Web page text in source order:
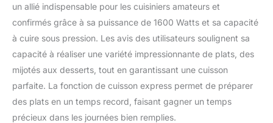
ingrédients présents
dans votre réfrigérateur
ou utilisez les filtres
affichés à l’écran
REPARABILITE 15 ANS
AU JUSTE PRIX :
engagement de
réparabilité 15 ans au
juste prix grâce à notre
un allié indispensable pour les cuisiniers amateurs et
confirmés grâce à sa puissance de 1600 Watts et sa capacité
à cuire sous pression. Les avis des utilisateurs soulignent sa
capacité à réaliser une variété impressionnante de plats, des
mijotés aux desserts, tout en garantissant une cuisson
parfaite. La fonction de cuisson express permet de préparer
des plats en un temps record, faisant gagner un temps
précieux dans les journées bien remplies.